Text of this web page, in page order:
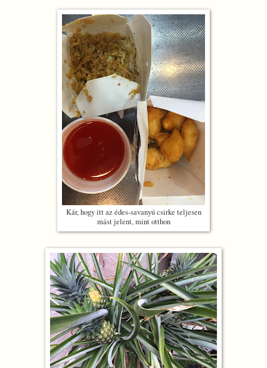
Kár, hogy itt az édes-savanyú csirke teljesen
mást jelent, mint otthon